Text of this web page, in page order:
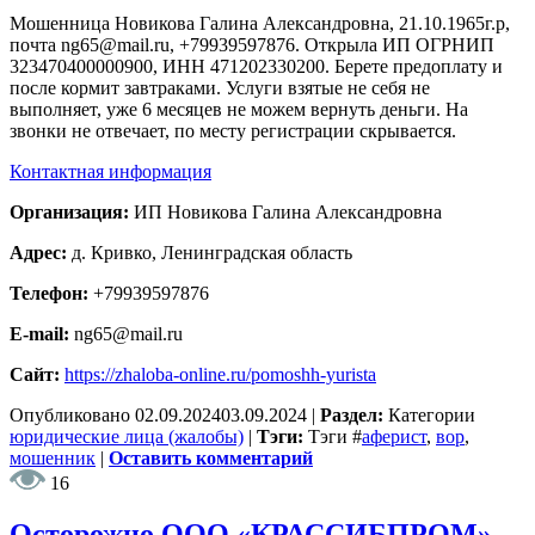
Мошенница Новикова Галина Александровна, 21.10.1965г.р,
почта ng65@mail.ru, +79939597876. Открыла ИП ОГРНИП
323470400000900, ИНН 471202330200. Берете предоплату и
после кормит завтраками. Услуги взятые не себя не
выполняет, уже 6 месяцев не можем вернуть деньги. На
звонки не отвечает, по месту регистрации скрывается.
Контактная информация
Организация: ИП Новикова Галина Александровна
Адрес: д. Кривко, Ленинградская область
Телефон: +79939597876
E-mail: ng65@mail.ru
Сайт: https://zhaloba-online.ru/pomoshh-yurista
Опубликовано 02.09.202403.09.2024 | Раздел: Категории
юридические лица (жалобы) | Тэги: Тэги #аферист, вор,
мошенник | Оставить комментарий
16